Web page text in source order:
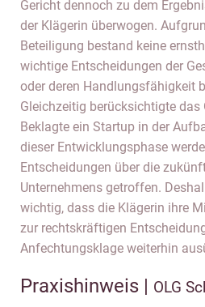
Gericht dennoch zu dem
der Klägerin überwogen.
Beteiligung bestand keine
wichtige Entscheidungen der
oder deren Handlungsfähigkeit
Gleichzeitig berücksichtigte das
Beklagte ein Startup in der
dieser Entwicklungsphase
Entscheidungen über die
Unternehmens getroffen.
wichtig, dass die Klägerin ihre
zur rechtskräftigen
Anfechtungsklage weiterhin
Praxishinweis | OLG